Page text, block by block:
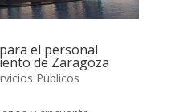
el personal
de Zaragoza
Públicos